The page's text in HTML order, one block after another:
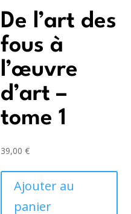
De l’art des
fous à
l’œuvre
d’art –
tome 1
39,00€
Ajouter au
panier